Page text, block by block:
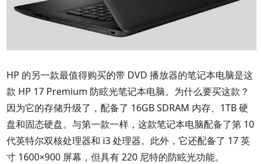
HP 的另一款最值得购买的带 DVD 播放器的笔记本电脑是这
款 HP 17 Premium 防眩光笔记本电脑。为什么要买这款？
因为它的存储升级了，配备了 16GB SDRAM 内存、1TB 硬
盘和固态硬盘。与第一款一样，这款笔记本电脑配备了第 10
代英特尔双核处理器和 i3 处理器。此外，它还配备了 17 英
寸 1600×900 屏幕，但具有 220 尼特的防眩光功能。